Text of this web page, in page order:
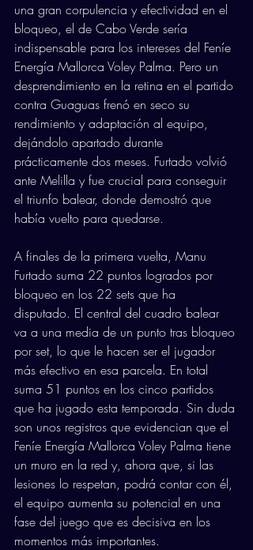
una gran corpulencia y efectividad en el
bloqueo, el de Cabo Verde sería
indispensable para los intereses del Feníe
Energía Mallorca Voley Palma. Pero un
desprendimiento en la retina en el partido
contra Guaguas frenó en seco su
rendimiento y adaptación al equipo,
dejándolo apartado durante
prácticamente dos meses. Furtado volvió
ante Melilla y fue crucial para conseguir
el triunfo balear, donde demostró que
había vuelto para quedarse.
A finales de la primera vuelta, Manu
Furtado suma 22 puntos logrados por
bloqueo en los 22 sets que ha
disputado. El central del cuadro balear
va a una media de un punto tras bloqueo
por set, lo que le hacen ser el jugador
más efectivo en esa parcela. En total
suma 51 puntos en los cinco partidos
que ha jugado esta temporada. Sin duda
son unos registros que evidencian que el
Feníe Energía Mallorca Voley Palma tiene
un muro en la red y, ahora que, si las
lesiones lo respetan, podrá contar con él,
el equipo aumenta su potencial en una
fase del juego que es decisiva en los
momentos más importantes.